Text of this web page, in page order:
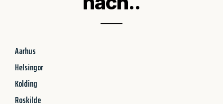
Aarhus
Helsingor
Kolding
Roskilde